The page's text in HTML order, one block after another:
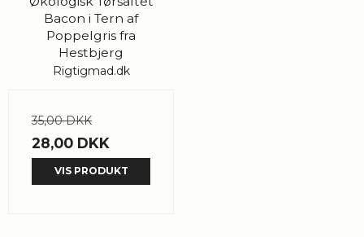
Bacon i Tern af
Poppelgris fra
Hestbjerg
Rigtigmad.dk
35,00 DKK
28,00 DKK
VIS PRODUKT